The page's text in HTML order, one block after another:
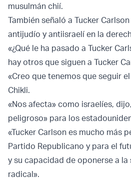
musulmán chií.
También señaló a Tucker
antijudío y antiisraelí en la
«¿Qué le ha pasado a Tucker
hay otros que siguen a Tucker
«Creo que tenemos que seguir
Chikli.
«Nos afecta» como israelíes,
peligroso» para los
«Tucker Carlson es mucho más
Partido Republicano y para el
y su capacidad de oponerse a la
radical».